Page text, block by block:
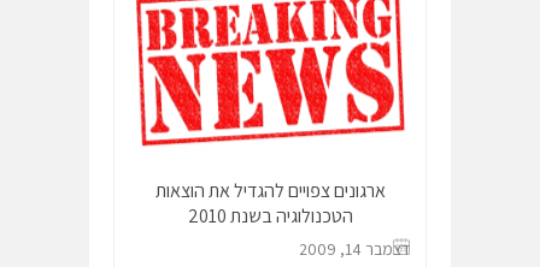
ארגונים צפויים להגדיל את הוצאות
הטכנולוגיה בשנת 2010
דצמבר 14, 2009